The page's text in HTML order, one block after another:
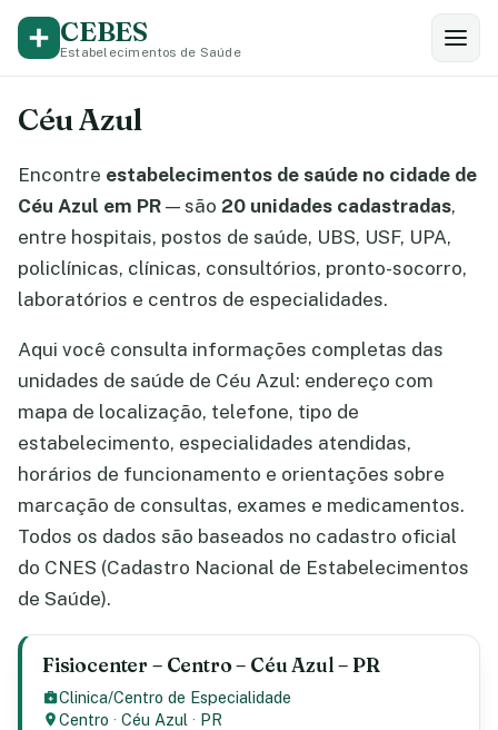
CEBES
Estabelecimentos de Saúde
Céu Azul
Encontre estabelecimentos de saúde no cidade de
Céu Azul em PR — são 20 unidades cadastradas,
entre hospitais, postos de saúde, UBS, USF, UPA,
policlínicas, clínicas, consultórios, pronto-socorro,
laboratórios e centros de especialidades.
Aqui você consulta informações completas das
unidades de saúde de Céu Azul: endereço com
mapa de localização, telefone, tipo de
estabelecimento, especialidades atendidas,
horários de funcionamento e orientações sobre
marcação de consultas, exames e medicamentos.
Todos os dados são baseados no cadastro oficial
do CNES (Cadastro Nacional de Estabelecimentos
de Saúde).
Fisiocenter – Centro – Céu Azul – PR
Clinica/Centro de Especialidade
Centro ·Céu Azul · PR